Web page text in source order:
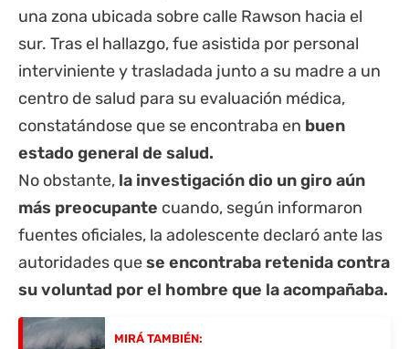
una zona ubicada sobre calle Rawson hacia el
sur. Tras el hallazgo, fue asistida por personal
interviniente y trasladada junto a su madre a un
centro de salud para su evaluación médica,
constatándose que se encontraba en buen
estado general de salud.
No obstante, la investigación dio un giro aún
más preocupante cuando, según informaron
fuentes oficiales, la adolescente declaró ante las
autoridades quese encontraba retenida contra
su voluntad por el hombre que la acompañaba.
MIRÁ TAMBIÉN: